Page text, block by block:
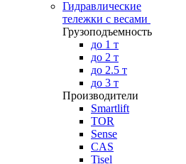
Гидравлические
тележки с весами
Грузоподъемность
до 1 т
до 2 т
до 2.5 т
до 3 т
Производители
Smartlift
TOR
Sense
CAS
Tisel